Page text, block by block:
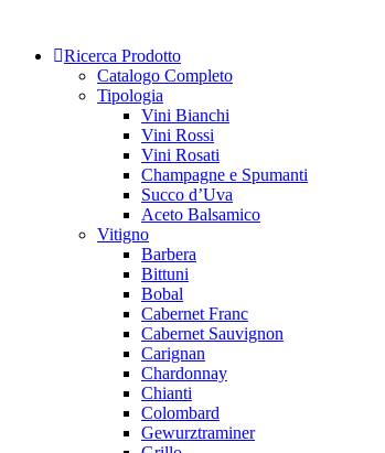
content Ricerca Prodotto
Catalogo Completo
Tipologia
Vini Bianchi
Vini Rossi
Vini Rosati
Champagne e Spumanti
Succo d’Uva
Aceto Balsamico
Vitigno
Barbera
Bittuni
Bobal
Cabernet Franc
Cabernet Sauvignon
Carignan
Chardonnay
Chianti
Colombard
Gewurztraminer